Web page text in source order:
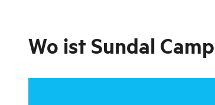
Wo ist Sundal